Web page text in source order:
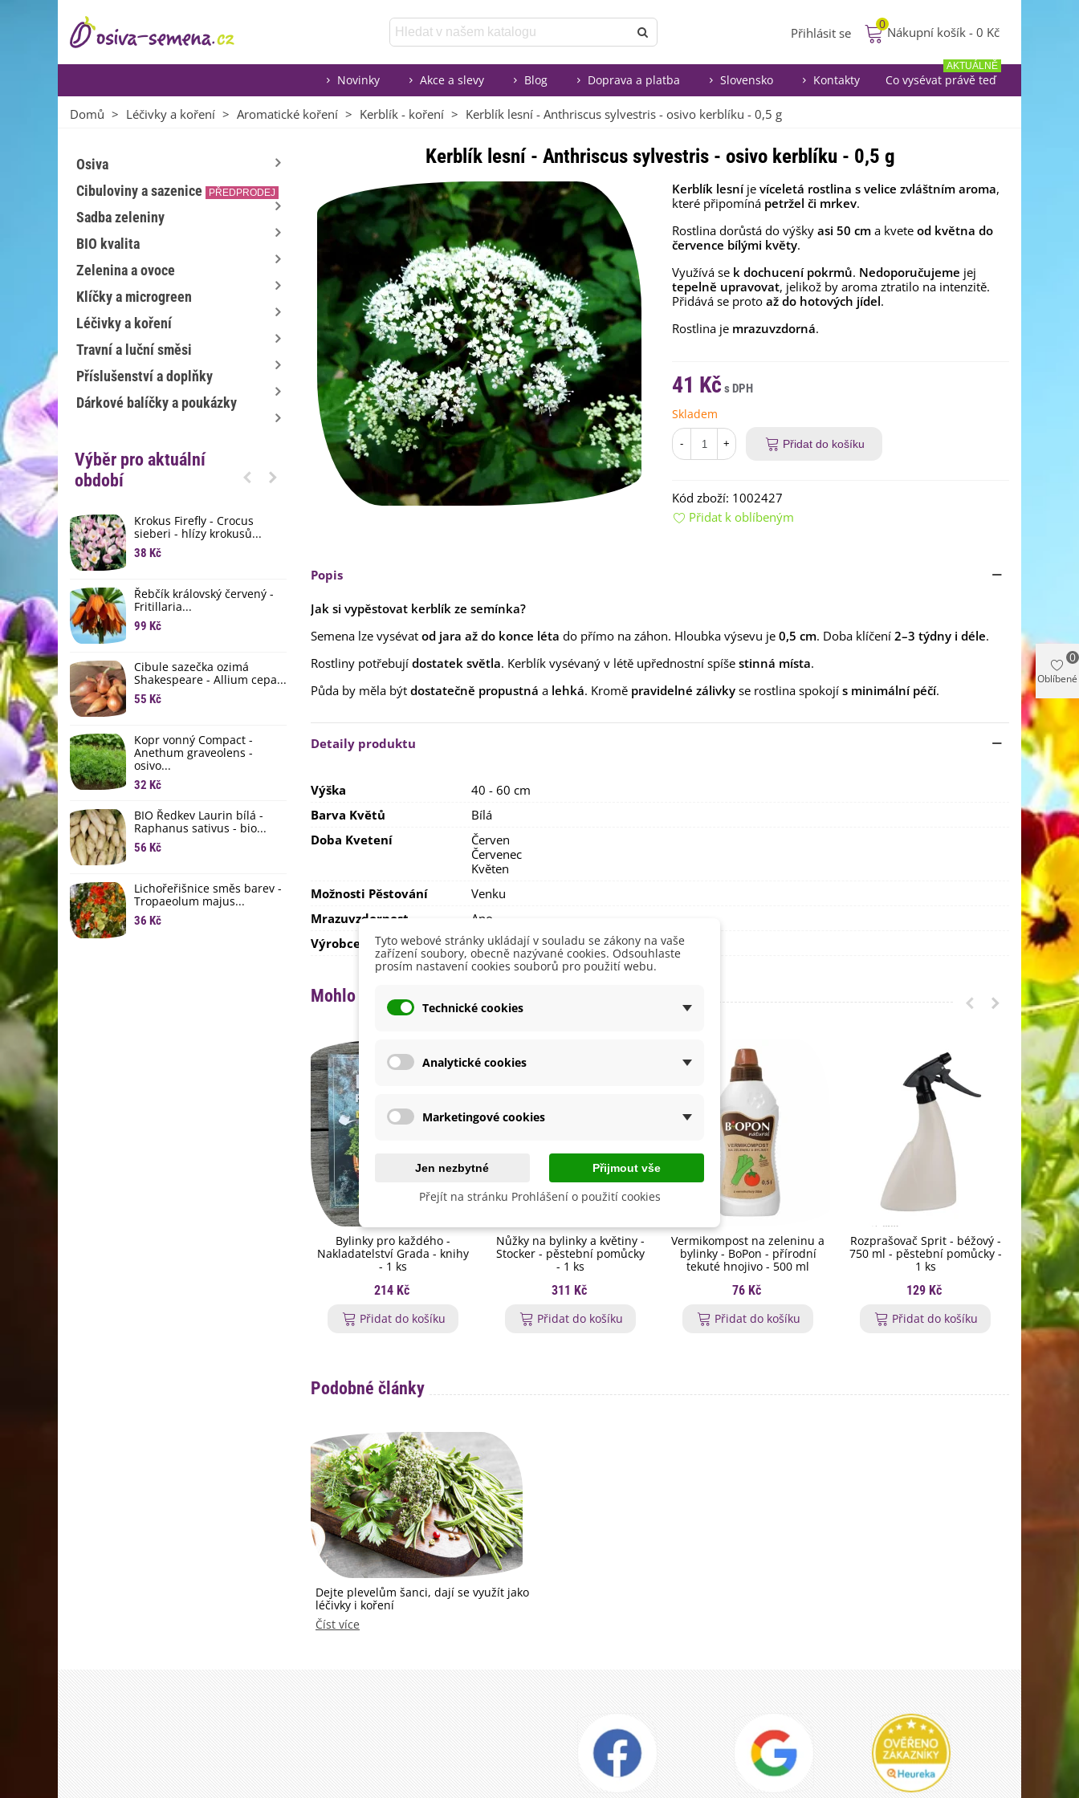
Přihlásit se
0
Nákupní košík - 0 Kč
Novinky Akce a slevy Blog Doprava a platba Slovensko Kontakty Co vysévat právě teď
AKTUÁLNĚ
Domů > Léčivky a koření > Aromatické koření > Kerblík - koření > Kerblík lesní - Anthriscus sylvestris - osivo kerblíku - 0,5 g
Osiva
Cibuloviny a sazenice
PŘEDPRODEJ
Sadba zeleniny
BIO kvalita
Zelenina a ovoce
Klíčky a microgreen
Léčivky a koření
Travní a luční směsi
Příslušenství a doplňky
Dárkové balíčky a poukázky
Výběr pro aktuální
období
Krokus Firefly - Crocus
sieberi - hlízy krokusů...
38 Kč
Řebčík královský červený -
Fritillaria...
99 Kč
Cibule sazečka ozimá
Shakespeare - Allium cepa...
55 Kč
Kopr vonný Compact -
Anethum graveolens -
osivo...
32 Kč
BIO Ředkev Laurin bílá -
Raphanus sativus - bio...
56 Kč
Lichořeřišnice směs barev -
Tropaeolum majus...
36 Kč
84 Kč
Mrkev pozdní Cidera -
Daucus carota - osivo...
lilií - 1 ks
60 Kč 85 Kč
Eukalyptus Baby Blue -
Blahovičník - Eukalyptus...
Kerblík lesní - Anthriscus sylvestris - osivo kerblíku - 0,5 g
Kerblík lesníje víceletá rostlina s velice zvláštním aroma,
které připomíná petržel či mrkev.
Rostlina dorůstá do výšky asi 50 cm a kvete od května do
července bílými květy.
Využívá se k dochucení pokrmů. Nedoporučujeme jej
tepelně upravovat, jelikož by aroma ztratilo na intenzitě.
Přidává se proto až do hotových jídel.
Rostlina je mrazuvzdorná.
41 Kč
Skladem
- + Přidat do košíku
Kód zboží: 1002427
Přidat k oblíbeným
Popis
Jak si vypěstovat kerblík ze semínka?
Semena lze vysévat od jara až do konce léta do přímo na záhon. Hloubka výsevu je 0,5 cm. Doba klíčení 2–3 týdny i déle.
Rostliny potřebují dostatek světla. Kerblík vysévaný v létě upřednostní spíše stinná místa.
Půda by měla být dostatečně propustná a lehká. Kromě pravidelné zálivky se rostlina spokojí s minimální péčí.
Detaily produktu
Výška
40 - 60 cm
Barva Květů
Bílá
Doba Kvetení
Červen
Červenec
Květen
Možnosti Pěstování
Venku
Mrazuvzdornost
Ano
Výrobce
SemenaOnline
Mohlo by se také hodit
Bylinky pro každého -
Nakladatelství Grada - knihy
- 1 ks
214 Kč
Přidat do košíku
Nůžky na bylinky a květiny -
Stocker - pěstební pomůcky
- 1 ks
311 Kč
Přidat do košíku
Vermikompost na zeleninu a
bylinky - BoPon - přírodní
tekuté hnojivo - 500 ml
76 Kč
Přidat do košíku
Rozprašovač Sprit - béžový -
750 ml - pěstební pomůcky -
1 ks
129 Kč
Přidat do košíku
Symbivit
Podobné články
Dejte plevelům šanci, dají se využít jako
léčivky i koření
Číst více
Oblíbené
0
Tyto webové stránky ukládají v souladu se zákony na vaše
zařízení soubory, obecně nazývané cookies. Odsouhlaste
prosím nastavení cookies souborů pro použití webu.
Technické cookies
Analytické cookies
Marketingové cookies
Jen nezbytné Přijmout vše
Přejít na stránku Prohlášení o použití cookies